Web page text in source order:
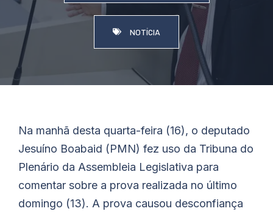
NOTÍCIA
Na manhã desta quarta-feira (16), o deputado
Jesuíno Boabaid (PMN) fez uso da Tribuna do
Plenário da Assembleia Legislativa para
comentar sobre a prova realizada no último
domingo (13). A prova causou desconfiança